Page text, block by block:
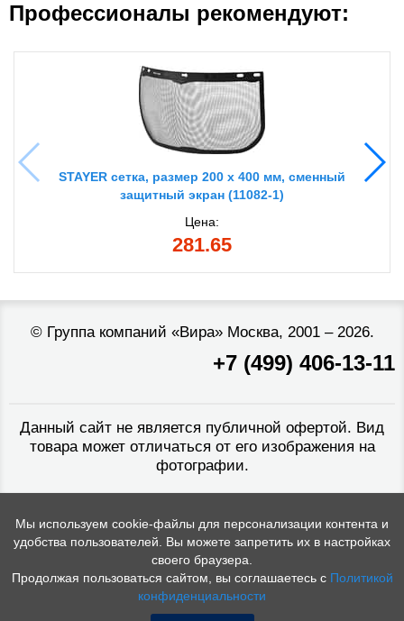
Профессионалы рекомендуют:
STAYER сетка, размер 200 х 400 мм, сменный
защитный экран (11082-1)
Цена:
281.65
© Группа компаний «Вира»Москва, 2001 – 2026.
+7 (499) 406-13-11
Данный сайт не является публичной офертой. Вид
товара может отличаться от его изображения на
фотографии.
Мы используем cookie-файлы для персонализации контента и
удобства пользователей. Вы можете запретить их в настройках
своего браузера.
Продолжая пользоваться сайтом, вы соглашаетесь с Политикой
конфиденциальности